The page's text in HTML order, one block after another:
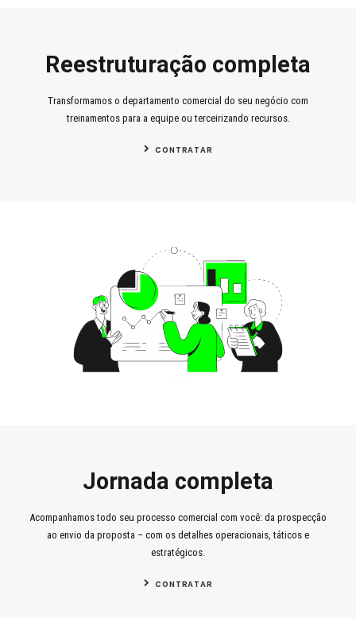
Reestruturação completa
Transformamos o departamento comercial do seu negócio com
treinamentos para a equipe ou terceirizando recursos.
CONTRATAR
Jornada completa
Acompanhamos todo seu processo comercial com você: da prospecção
ao envio da proposta – com os detalhes operacionais, táticos e
estratégicos.
CONTRATAR